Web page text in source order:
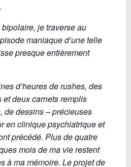
je traverse au
maniaque d’une telle
presque entièrement
d’heures de rushes, des
deux carnets remplis
de dessins – précieuses
en clinique psychiatrique et
précédé. Plus de quatre
mois de ma vie restent
à ma mémoire. Le projet de